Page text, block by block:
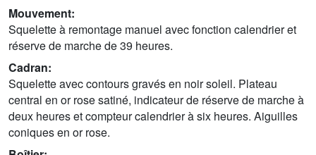
Mouvement:
Squelette à remontage manuel avec fonction calendrier et
réserve de marche de 39 heures.
Cadran:
Squelette avec contours gravés en noir soleil. Plateau
central en or rose satiné, indicateur de réserve de marche à
deux heures et compteur calendrier à six heures. Aiguilles
coniques en or rose.